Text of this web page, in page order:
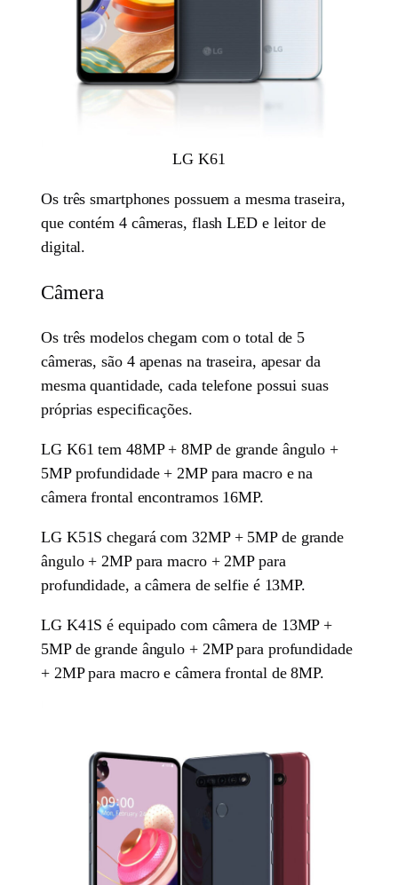
LG K61
Os três smartphones possuem a mesma traseira,
que contém 4 câmeras, flash LED e leitor de
digital.
Câmera
Os três modelos chegam com o total de 5
câmeras, são 4 apenas na traseira, apesar da
mesma quantidade, cada telefone possui suas
próprias especificações.
LG K61 tem 48MP + 8MP de grande ângulo +
5MP profundidade + 2MP para macro e na
câmera frontal encontramos 16MP.
LG K51S chegará com 32MP + 5MP de grande
ângulo + 2MP para macro + 2MP para
profundidade, a câmera de selfie é 13MP.
LG K41S é equipado com câmera de 13MP +
5MP de grande ângulo + 2MP para profundidade
+ 2MP para macro e câmera frontal de 8MP.